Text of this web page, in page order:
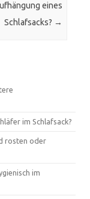
eines
Schlafsacks? →
im Schlafsack?
rosten oder
im